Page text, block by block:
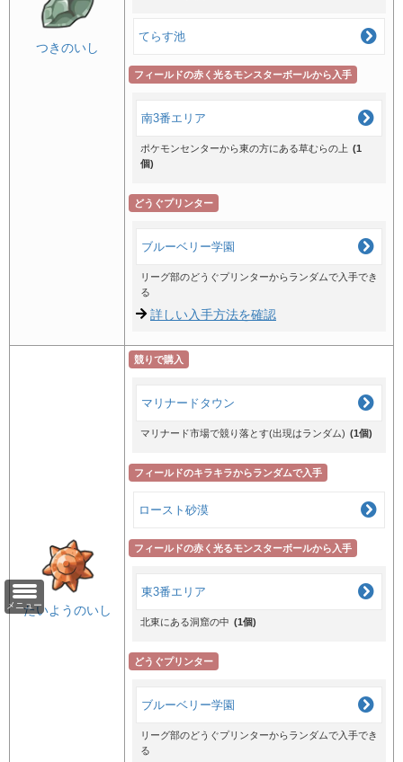
メニュー
つきのいし
てらす池
フィールドの赤く光るモンスターボールから入手
南3番エリア
ポケモンセンターから東の方にある草むらの上 (1
個)
どうぐプリンター
ブルーベリー学園
リーグ部のどうぐプリンターからランダムで入手でき
る
詳しい入手方法を確認
たいようのいし
競りで購入
マリナードタウン
マリナード市場で競り落とす(出現はランダム) (1個)
フィールドのキラキラからランダムで入手
ロースト砂漠
フィールドの赤く光るモンスターボールから入手
東3番エリア
北東にある洞窟の中 (1個)
どうぐプリンター
ブルーベリー学園
リーグ部のどうぐプリンターからランダムで入手でき
る